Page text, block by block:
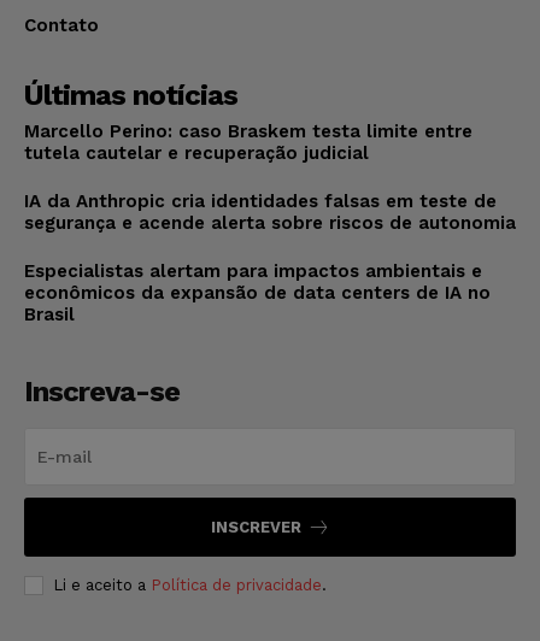
Contato
Últimas notícias
Marcello Perino: caso Braskem testa limite entre
tutela cautelar e recuperação judicial
IA da Anthropic cria identidades falsas em teste de
segurança e acende alerta sobre riscos de autonomia
Especialistas alertam para impactos ambientais e
econômicos da expansão de data centers de IA no
Brasil
Inscreva-se
INSCREVER
Li e aceito a Política de privacidade.